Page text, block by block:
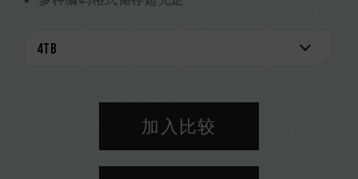
低碳包装 使用超过 95% 纸材
台湾地区新型专利（证书号：M653609）
存储装置外观设计专利
加入比较